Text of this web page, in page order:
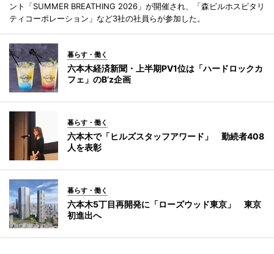
ント「SUMMER BREATHING 2026」が開催され、「森ビルホスピタリ
ティコーポレーション」など3社の社員らが参加した。
暮らす・働く
六本木経済新聞・上半期PV1位は「ハードロックカ
フェ」のB’z企画
暮らす・働く
六本木で「ヒルズスタッフアワード」 勤続者408
人を表彰
暮らす・働く
六本木5丁目再開発に「ローズウッド東京」 東京
初進出へ